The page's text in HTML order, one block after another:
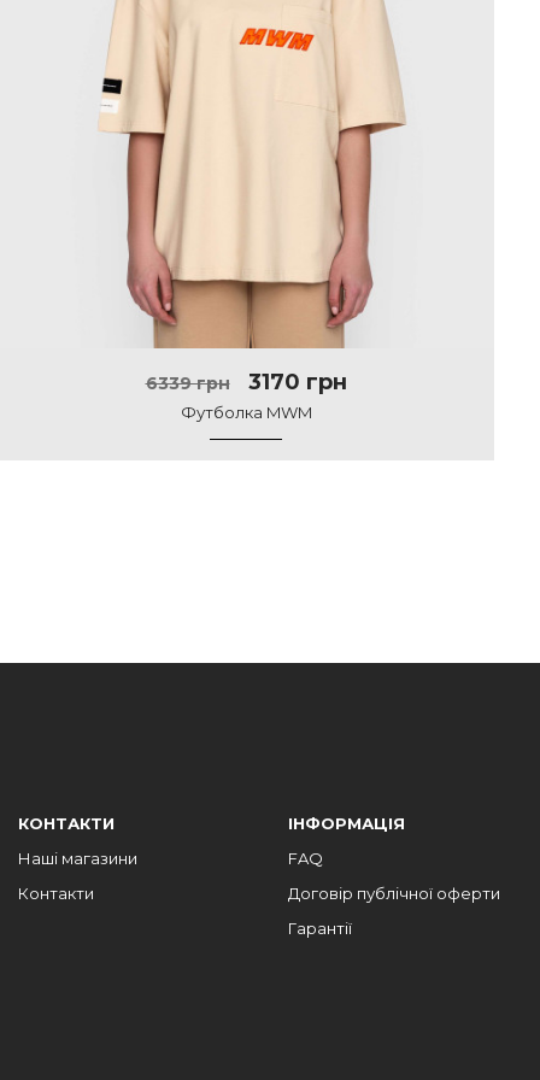
6339 грн 3170 грн
Футболка MWM
КОНТАКТИ
Наші магазини
Контакти
ІНФОРМАЦІЯ
FAQ
Договір публічної оферти
Гарантії